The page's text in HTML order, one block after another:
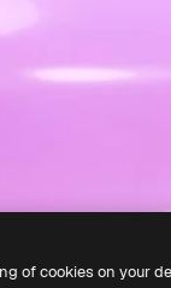
of cookies on your